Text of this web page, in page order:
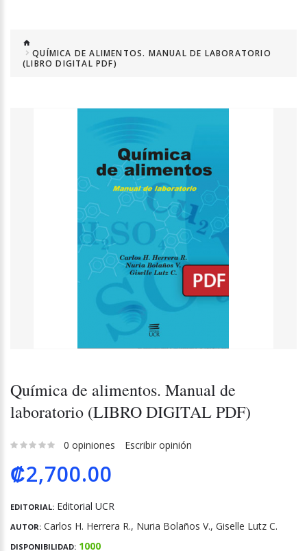
QUÍMICA DE ALIMENTOS. MANUAL DE LABORATORIO
(LIBRO DIGITAL PDF)
Química de alimentos. Manual de
laboratorio (LIBRO DIGITAL PDF)
0 opiniones Escribir opinión
₡2,700.00
EDITORIAL: Editorial UCR
AUTOR: Carlos H. Herrera R., Nuria Bolaños V., Giselle Lutz C.
DISPONIBILIDAD: 1000